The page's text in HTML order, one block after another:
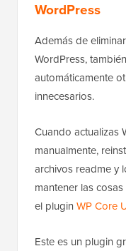
WordPress
Además de
WordPress,
automáticamente
innecesarios.
Cuando actualizas
manualmente,
archivos readme y
mantener las
el plugin WP Core
Este es un plugin